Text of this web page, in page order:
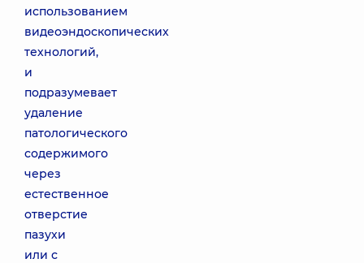
использованием
видеоэндоскопических
технологий,
и
подразумевает
удаление
патологического
содержимого
через
естественное
отверстие
пазухи
или с